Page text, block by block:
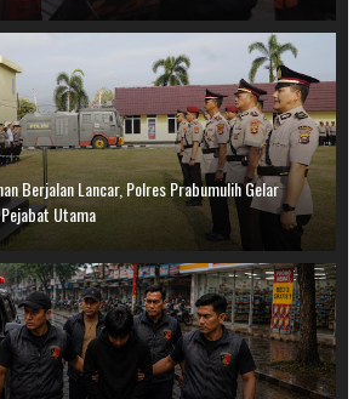
Berjalan Lancar, Polres Prabumulih Gelar
Utama